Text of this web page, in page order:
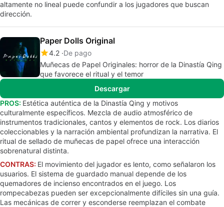
altamente no lineal puede confundir a los jugadores que buscan
dirección.
Paper Dolls Original
4.2 De pago
Muñecas de Papel Originales: horror de la Dinastía Qing
que favorece el ritual y el temor
Descargar
PROS: Estética auténtica de la Dinastía Qing y motivos
culturalmente específicos. Mezcla de audio atmosférico de
instrumentos tradicionales, cantos y elementos de rock. Los diarios
coleccionables y la narración ambiental profundizan la narrativa. El
ritual de sellado de muñecas de papel ofrece una interacción
sobrenatural distinta.
CONTRAS: El movimiento del jugador es lento, como señalaron los
usuarios. El sistema de guardado manual depende de los
quemadores de incienso encontrados en el juego. Los
rompecabezas pueden ser excepcionalmente difíciles sin una guía.
Las mecánicas de correr y esconderse reemplazan el combate